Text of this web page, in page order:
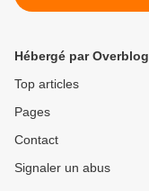
Hébergé par Overblog
Top articles
Pages
Contact
Signaler un abus